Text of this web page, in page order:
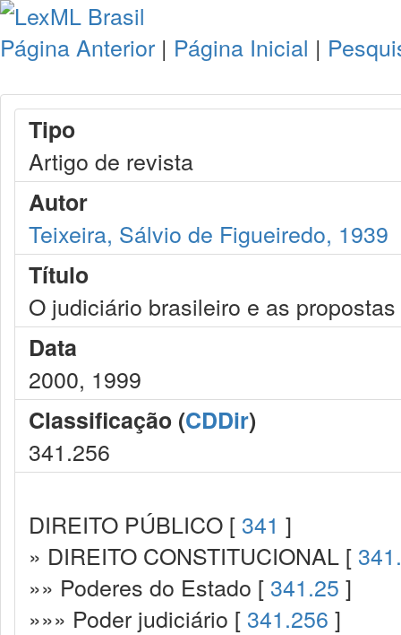
Página Anterior | Página Inicial |
Tipo
Artigo de revista
Autor
Teixeira, Sálvio de Figueiredo, 1939
Título
O judiciário brasileiro e as
Data
2000, 1999
Classificação (CDDir)
341.256
DIREITO PÚBLICO [ 341 ]
» DIREITO CONSTITUCIONAL [
»» Poderes do Estado [ 341.25 ]
»»» Poder judiciário [ 341.256 ]